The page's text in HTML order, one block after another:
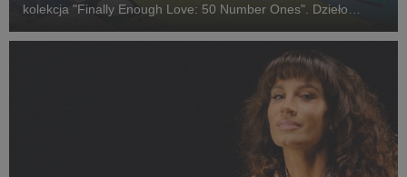
kolekcja "Finally Enough Love: 50 Number Ones". Dzieło
odbywającą się pod hasłem "The Celebration Tour".